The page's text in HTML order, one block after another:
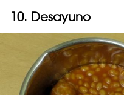
10. Desayuno